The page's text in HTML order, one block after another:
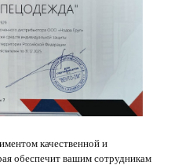
качественной и
обеспечит вашим сотрудникам